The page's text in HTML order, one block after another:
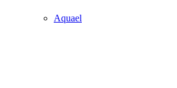
Aquael